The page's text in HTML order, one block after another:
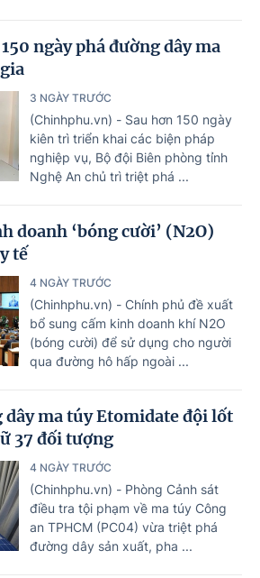
ngày phá đường dây ma
3 NGÀY TRƯỚC
(Chinhphu.vn) - Sau hơn 150 ngày
kiên trì triển khai các biện pháp
nghiệp vụ, Bộ đội Biên phòng tỉnh
Nghệ An chủ trì triệt phá ...
doanh ‘bóng cười’ (N2O)
tế
4 NGÀY TRƯỚC
(Chinhphu.vn) - Chính phủ đề xuất
bổ sung cấm kinh doanh khí N2O
(bóng cười) để sử dụng cho người
qua đường hô hấp ngoài ...
ma túy Etomidate đội lốt
37 đối tượng
4 NGÀY TRƯỚC
(Chinhphu.vn) - Phòng Cảnh sát
điều tra tội phạm về ma túy Công
an TPHCM (PC04) vừa triệt phá
đường dây sản xuất, pha ...